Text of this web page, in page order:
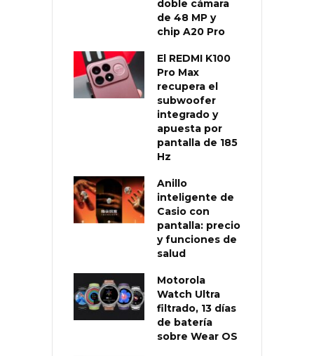
doble cámara
de 48 MP y
chip A20 Pro
El REDMI K100
Pro Max
recupera el
subwoofer
integrado y
apuesta por
pantalla de 185
Hz
Anillo
inteligente de
Casio con
pantalla: precio
y funciones de
salud
Motorola
Watch Ultra
filtrado, 13 días
de batería
sobre Wear OS